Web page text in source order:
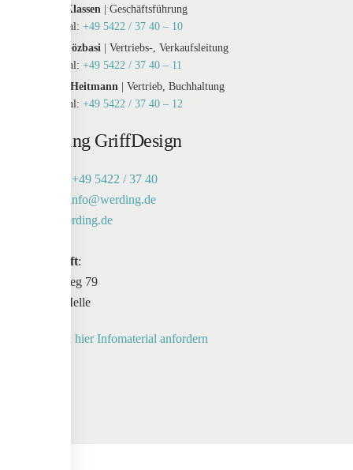
Maxim Klassen | Geschäftsführung
Durchwahl: +49 5422 / 37 40 – 10
Tayfur Gözbasi | Vertriebs-, Verkaufsleitung
Durchwahl: +49 5422 / 37 40 – 11
Susanne Heitmann | Vertrieb, Buchhaltung
Durchwahl: +49 5422 / 37 40 – 12
Werding GriffDesign
+49 5422 / 37 40
info@werding.de
werding.de
Anschrift:
Maschweg 79
49324 Melle
hier Infomaterial anfordern